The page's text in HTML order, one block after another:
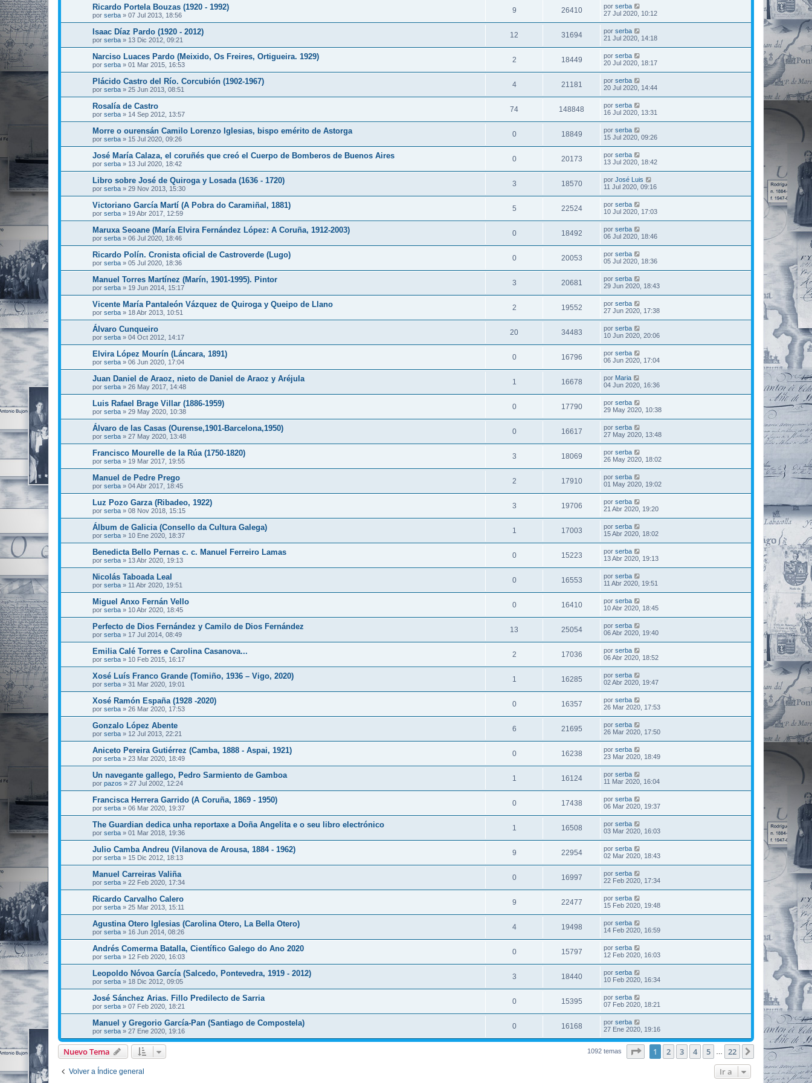
Ricardo Portela Bouzas (1920 - 1992)
por serba » 07 Jul 2013, 18:56
9 26410 por serba
27 Jul 2020, 10:12
Isaac Díaz Pardo (1920 - 2012)
por serba » 13 Dic 2012, 09:21
12 31694 por serba
21 Jul 2020, 14:18
Narciso Luaces Pardo (Meixido, Os Freires, Ortigueira. 1929)
por serba » 01 Mar 2015, 16:53
2 18449 por serba
20 Jul 2020, 18:17
Plácido Castro del Río. Corcubión (1902-1967)
por serba » 25 Jun 2013, 08:51
4 21181 por serba
20 Jul 2020, 14:44
Rosalía de Castro
por serba » 14 Sep 2012, 13:57
74 148848 por serba
16 Jul 2020, 13:31
Morre o ourensán Camilo Lorenzo Iglesias, bispo emérito de Astorga
por serba » 15 Jul 2020, 09:26
0 18849 por serba
15 Jul 2020, 09:26
José María Calaza, el coruñés que creó el Cuerpo de Bomberos de Buenos Aires
por serba » 13 Jul 2020, 18:42
0 20173 por serba
13 Jul 2020, 18:42
Libro sobre José de Quiroga y Losada (1636 - 1720)
por serba » 29 Nov 2013, 15:30
3 18570 por José Luis
11 Jul 2020, 09:16
Victoriano García Martí (A Pobra do Caramiñal, 1881)
por serba » 19 Abr 2017, 12:59
5 22524 por serba
10 Jul 2020, 17:03
Maruxa Seoane (María Elvira Fernández López: A Coruña, 1912-2003)
por serba » 06 Jul 2020, 18:46
0 18492 por serba
06 Jul 2020, 18:46
Ricardo Polín. Cronista oficial de Castroverde (Lugo)
por serba » 05 Jul 2020, 18:36
0 20053 por serba
05 Jul 2020, 18:36
Manuel Torres Martínez (Marín, 1901-1995). Pintor
por serba » 19 Jun 2014, 15:17
3 20681 por serba
29 Jun 2020, 18:43
Vicente María Pantaleón Vázquez de Quiroga y Queipo de Llano
por serba » 18 Abr 2013, 10:51
2 19552 por serba
27 Jun 2020, 17:38
Álvaro Cunqueiro
por serba » 04 Oct 2012, 14:17
20 34483 por serba
10 Jun 2020, 20:06
Elvira López Mourín (Láncara, 1891)
por serba » 06 Jun 2020, 17:04
0 16796 por serba
06 Jun 2020, 17:04
Juan Daniel de Araoz, nieto de Daniel de Araoz y Aréjula
por serba » 26 May 2017, 14:48
1 16678 por Maria
04 Jun 2020, 16:36
Luis Rafael Brage Villar (1886-1959)
por serba » 29 May 2020, 10:38
0 17790 por serba
29 May 2020, 10:38
Álvaro de las Casas (Ourense,1901-Barcelona,1950)
por serba » 27 May 2020, 13:48
0 16617 por serba
27 May 2020, 13:48
Francisco Mourelle de la Rúa (1750-1820)
por serba » 19 Mar 2017, 19:55
3 18069 por serba
26 May 2020, 18:02
Manuel de Pedre Prego
por serba » 04 Abr 2017, 18:45
2 17910 por serba
01 May 2020, 19:02
Luz Pozo Garza (Ribadeo, 1922)
por serba » 08 Nov 2018, 15:15
3 19706 por serba
21 Abr 2020, 19:20
Álbum de Galicia (Consello da Cultura Galega)
por serba » 10 Ene 2020, 18:37
1 17003 por serba
15 Abr 2020, 18:02
Benedicta Bello Pernas c. c. Manuel Ferreiro Lamas
por serba » 13 Abr 2020, 19:13
0 15223 por serba
13 Abr 2020, 19:13
Nicolás Taboada Leal
por serba » 11 Abr 2020, 19:51
0 16553 por serba
11 Abr 2020, 19:51
Miguel Anxo Fernán Vello
por serba » 10 Abr 2020, 18:45
0 16410 por serba
10 Abr 2020, 18:45
Perfecto de Dios Fernández y Camilo de Dios Fernández
por serba » 17 Jul 2014, 08:49
13 25054 por serba
06 Abr 2020, 19:40
Emilia Calé Torres e Carolina Casanova...
por serba » 10 Feb 2015, 16:17
2 17036 por serba
06 Abr 2020, 18:52
Xosé Luís Franco Grande (Tomiño, 1936 – Vigo, 2020)
por serba » 31 Mar 2020, 19:01
1 16285 por serba
02 Abr 2020, 19:47
Xosé Ramón España (1928 -2020)
por serba » 26 Mar 2020, 17:53
0 16357 por serba
26 Mar 2020, 17:53
Gonzalo López Abente
por serba » 12 Jul 2013, 22:21
6 21695 por serba
26 Mar 2020, 17:50
Aniceto Pereira Gutiérrez (Camba, 1888 - Aspai, 1921)
por serba » 23 Mar 2020, 18:49
0 16238 por serba
23 Mar 2020, 18:49
Un navegante gallego, Pedro Sarmiento de Gamboa
por pazos » 27 Jul 2002, 12:24
1 16124 por serba
11 Mar 2020, 16:04
Francisca Herrera Garrido (A Coruña, 1869 - 1950)
por serba » 06 Mar 2020, 19:37
0 17438 por serba
06 Mar 2020, 19:37
The Guardian dedica unha reportaxe a Doña Angelita e o seu libro electrónico
por serba » 01 Mar 2018, 19:36
1 16508 por serba
03 Mar 2020, 16:03
Julio Camba Andreu (Vilanova de Arousa, 1884 - 1962)
por serba » 15 Dic 2012, 18:13
9 22954 por serba
02 Mar 2020, 18:43
Manuel Carreiras Valiña
por serba » 22 Feb 2020, 17:34
0 16997 por serba
22 Feb 2020, 17:34
Ricardo Carvalho Calero
por serba » 25 Mar 2013, 15:11
9 22477 por serba
15 Feb 2020, 19:48
Agustina Otero Iglesias (Carolina Otero, La Bella Otero)
por serba » 16 Jun 2014, 08:26
4 19498 por serba
14 Feb 2020, 16:59
Andrés Comerma Batalla, Científico Galego do Ano 2020
por serba » 12 Feb 2020, 16:03
0 15797 por serba
12 Feb 2020, 16:03
Leopoldo Nóvoa García (Salcedo, Pontevedra, 1919 - 2012)
por serba » 18 Dic 2012, 09:05
3 18440 por serba
10 Feb 2020, 16:34
José Sánchez Arias. Fillo Predilecto de Sarria
por serba » 07 Feb 2020, 18:21
0 15395 por serba
07 Feb 2020, 18:21
Manuel y Gregorio García-Pan (Santiago de Compostela)
por serba » 27 Ene 2020, 19:16
0 16168 por serba
27 Ene 2020, 19:16
Nuevo Tema 1092 temas Página1 de 22
1 2 3 4 5 22 Siguiente
Volver a Índice general Ir a